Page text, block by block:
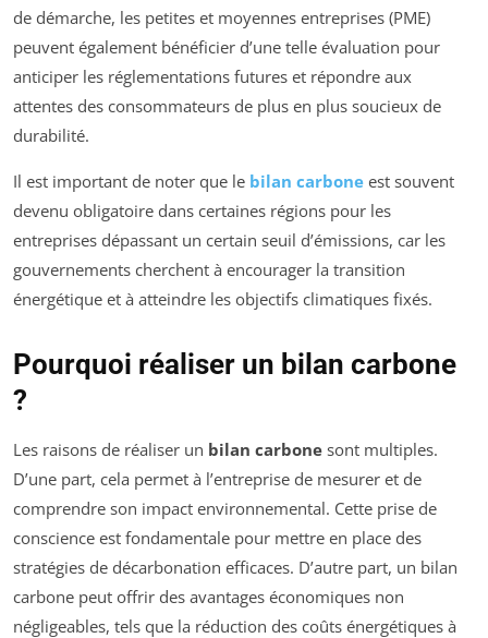
de démarche, les petites et moyennes entreprises (PME)
peuvent également bénéficier d’une telle évaluation pour
anticiper les réglementations futures et répondre aux
attentes des consommateurs de plus en plus soucieux de
durabilité.
Il est important de noter que le bilan carbone est souvent
devenu obligatoire dans certaines régions pour les
entreprises dépassant un certain seuil d’émissions, car les
gouvernements cherchent à encourager la transition
énergétique et à atteindre les objectifs climatiques fixés.
Pourquoi réaliser un bilan carbone
?
Les raisons de réaliser un bilan carbone sont multiples.
D’une part, cela permet à l’entreprise de mesurer et de
comprendre son impact environnemental. Cette prise de
conscience est fondamentale pour mettre en place des
stratégies de décarbonation efficaces. D’autre part, un bilan
carbone peut offrir des avantages économiques non
négligeables, tels que la réduction des coûts énergétiques à